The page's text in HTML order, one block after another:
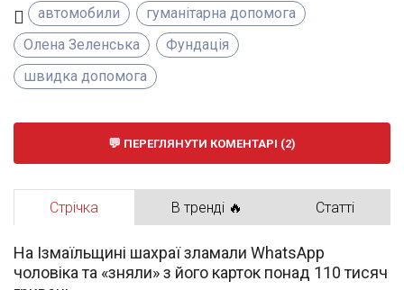
автомобили
гуманітарна допомога
Олена Зеленська
Фундація
швидка допомога
ПЕРЕГЛЯНУТИ КОМЕНТАРІ (2)
Стрічка В тренді 🔥 Статті
На Ізмаїльщині шахраї зламали WhatsApp
чоловіка та «зняли» з його карток понад 110 тисяч